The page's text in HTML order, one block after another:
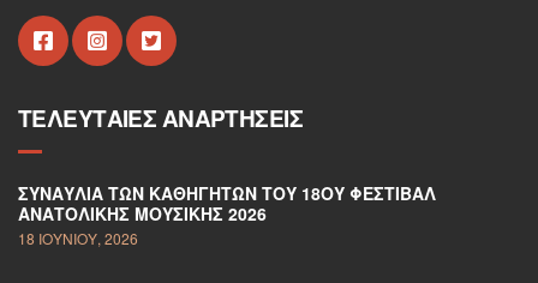
ΤΕΛΕΥΤΑΊΕΣ ΑΝΑΡΤΉΣΕΙΣ
ΣΥΝΑΥΛΊΑ ΤΩΝ ΚΑΘΗΓΗΤΏΝ ΤΟΥ 18ΟΥ ΦΕΣΤΙΒΆΛ
ΑΝΑΤΟΛΙΚΉΣ ΜΟΥΣΙΚΉΣ 2026
18 ΙΟΥΝΊΟΥ, 2026